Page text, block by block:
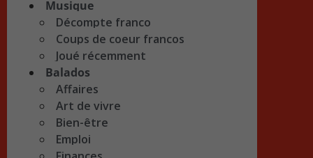
Musique
Décompte franco
Coups de coeur francos
Joué récemment
Balados
Affaires
Art de vivre
Bien-être
Emploi